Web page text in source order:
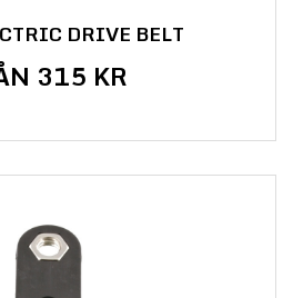
DRIVE BELT
315 KR